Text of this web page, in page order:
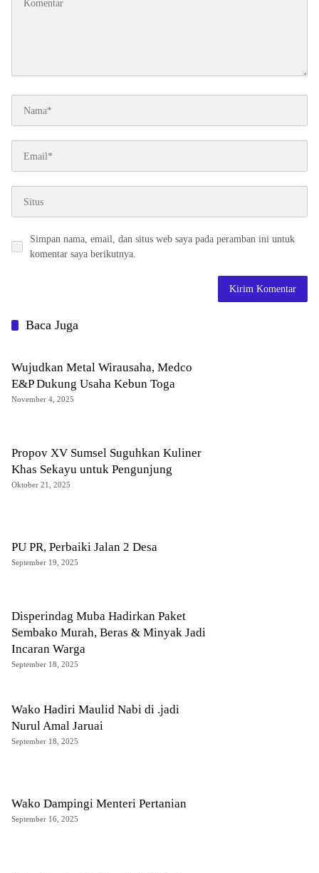
Simpan nama, email, dan situs web saya pada peramban ini untuk
komentar saya berikutnya.
Baca Juga
Wujudkan Metal Wirausaha, Medco
E&P Dukung Usaha Kebun Toga
November 4, 2025
Propov XV Sumsel Suguhkan Kuliner
Khas Sekayu untuk Pengunjung
Oktober 21, 2025
PU PR, Perbaiki Jalan 2 Desa
September 19, 2025
Disperindag Muba Hadirkan Paket
Sembako Murah, Beras & Minyak Jadi
Incaran Warga
September 18, 2025
Wako Hadiri Maulid Nabi di .jadi
Nurul Amal Jaruai
September 18, 2025
Wako Dampingi Menteri Pertanian
September 16, 2025